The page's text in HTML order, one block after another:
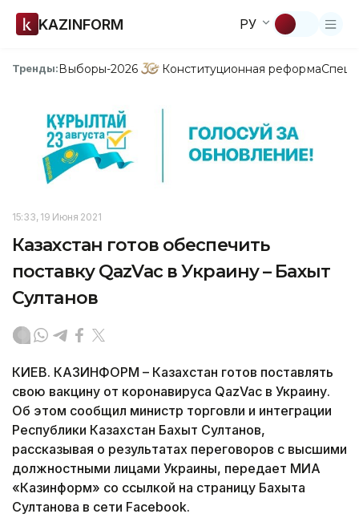
KAZINFORM РУ
Тренды:Выборы-2026 Конституционная реформа
15:33, 19 Июня 2021
Казахстан готов обеспечить
поставку QazVac в Украину – Бахыт
Султанов
КИЕВ. КАЗИНФОРМ – Казахстан готов поставлять
свою вакцину от коронавируса QazVac в Украину.
Об этом сообщил министр торговли и интеграции
Республики Казахстан Бахыт Султанов,
рассказывая о результатах переговоров с высшими
должностными лицами Украины, передает МИА
«Казинформ» со ссылкой на страницу Бахыта
Султанова в сети Facebook.